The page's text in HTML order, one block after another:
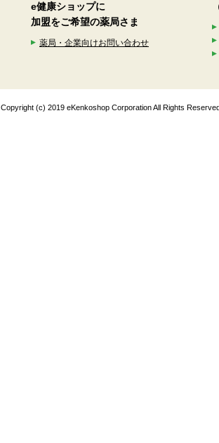
e健康ショップに
加盟をご希望の薬局さま
薬局・企業向けお問い合わせ
Copyright (c) 2019 eKenkoshop Corporation All Rights